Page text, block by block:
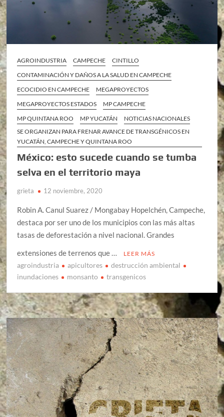
AGROINDUSTRIA CAMPECHE
CINTILLO
CONTAMINACIÓN Y DAÑOS A LA SALUD EN CAMPECHE
ECOCIDIO EN CAMPECHE
MEGAPROYECTOS
MEGAPROYECTOS ESTADOS
MP CAMPECHE
MP QUINTANA ROO
MP YUCATÁN
NOTICIAS NACIONALES
SE ORGANIZAN PARA FRENAR AVANCE DE TRANSGÉNICOS EN
YUCATÁN, CAMPECHE Y QUINTANA ROO
México: esto sucede cuando se tumba
selva en el territorio maya
grieta 12 noviembre, 2020
Robin A. Canul Suarez / Mongabay Hopelchén, Campeche,
destaca por ser uno de los municipios con las más altas
tasas de deforestación a nivel nacional. Grandes
extensiones de terrenos que …
LEER MÁS
agroindustria apicultores
destrucción ambiental
inundaciones
monsanto transgenicos